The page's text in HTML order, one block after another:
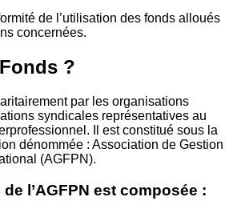
de l’utilisation des fonds alloués
concernées.
?
par les organisations
syndicales représentatives au
Il est constitué sous la
dénommée : Association de Gestion
(AGFPN).
l’AGFPN est composée :